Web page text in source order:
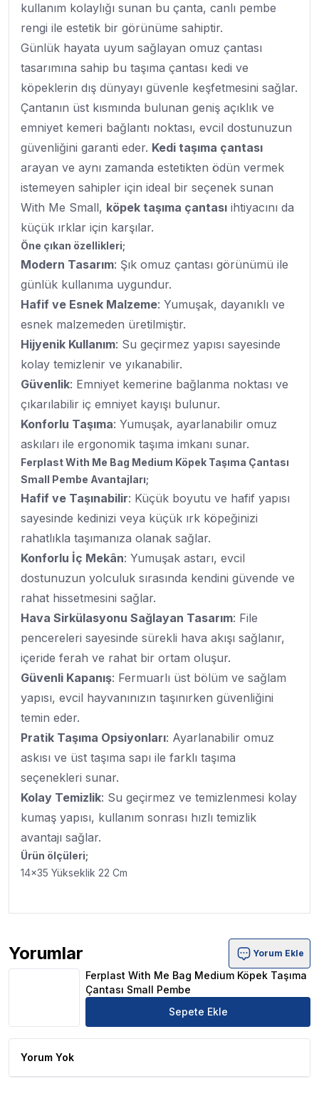
kullanım kolaylığı sunan bu çanta, canlı pembe
rengi ile estetik bir görünüme sahiptir.
Günlük hayata uyum sağlayan omuz çantası
tasarımına sahip bu taşıma çantası kedi ve
köpeklerin dış dünyayı güvenle keşfetmesini sağlar.
Çantanın üst kısmında bulunan geniş açıklık ve
emniyet kemeri bağlantı noktası, evcil dostunuzun
güvenliğini garanti eder. Kedi taşıma çantası
arayan ve aynı zamanda estetikten ödün vermek
istemeyen sahipler için ideal bir seçenek sunan
With Me Small, köpek taşıma çantası ihtiyacını da
küçük ırklar için karşılar.
Öne çıkan özellikleri;
Modern Tasarım: Şık omuz çantası görünümü ile
günlük kullanıma uygundur.
Hafif ve Esnek Malzeme: Yumuşak, dayanıklı ve
esnek malzemeden üretilmiştir.
Hijyenik Kullanım: Su geçirmez yapısı sayesinde
kolay temizlenir ve yıkanabilir.
Güvenlik: Emniyet kemerine bağlanma noktası ve
çıkarılabilir iç emniyet kayışı bulunur.
Konforlu Taşıma: Yumuşak, ayarlanabilir omuz
askıları ile ergonomik taşıma imkanı sunar.
Ferplast With Me Bag Medium Köpek Taşıma Çantası
Small Pembe Avantajları;
Hafif ve Taşınabilir: Küçük boyutu ve hafif yapısı
sayesinde kedinizi veya küçük ırk köpeğinizi
rahatlıkla taşımanıza olanak sağlar.
Konforlu İç Mekân: Yumuşak astarı, evcil
dostunuzun yolculuk sırasında kendini güvende ve
rahat hissetmesini sağlar.
Hava Sirkülasyonu Sağlayan Tasarım: File
pencereleri sayesinde sürekli hava akışı sağlanır,
içeride ferah ve rahat bir ortam oluşur.
Güvenli Kapanış: Fermuarlı üst bölüm ve sağlam
yapısı, evcil hayvanınızın taşınırken güvenliğini
temin eder.
Pratik Taşıma Opsiyonları: Ayarlanabilir omuz
askısı ve üst taşıma sapı ile farklı taşıma
seçenekleri sunar.
Kolay Temizlik: Su geçirmez ve temizlenmesi kolay
kumaş yapısı, kullanım sonrası hızlı temizlik
avantajı sağlar.
Ürün ölçüleri;
14x35 Yükseklik 22 Cm
Yorumlar
Ferplast With Me Bag Medium Köpek Taşıma Çantası
Yorum Ekle
Ferplast With Me Bag Medium Köpek Taşıma
Çantası Small Pembe
Sepete Ekle
Yorum Yok